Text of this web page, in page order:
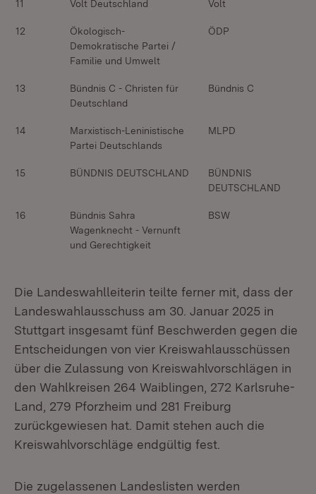
11 Volt Deutschland Volt
12
Ökologisch-
Demokratische Partei /
Familie und Umwelt
ÖDP
13
Bündnis C - Christen für
Deutschland
Bündnis C
14
Marxistisch-Leninistische
Partei Deutschlands
MLPD
15 BÜNDNIS DEUTSCHLAND
BÜNDNIS
DEUTSCHLAND
16
Bündnis Sahra
Wagenknecht - Vernunft
und Gerechtigkeit
BSW
Die Landeswahlleiterin teilte ferner mit, dass der
Landeswahlausschuss am 30. Januar 2025 in
Stuttgart insgesamt fünf Beschwerden gegen die
Entscheidungen von vier Kreiswahlausschüssen
über die Zulassung von Kreiswahlvorschlägen in
den Wahlkreisen 264 Waiblingen, 272 Karlsruhe-
Land, 279 Pforzheim und 281 Freiburg
zurückgewiesen hat. Damit stehen auch die
Kreiswahlvorschläge endgültig fest.
Die zugelassenen Landeslisten werden